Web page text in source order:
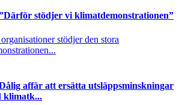
stödjer vi klimatdemonstrationen”
stödjer den stora
affär att ersätta utsläppsminskningar
klimatk...